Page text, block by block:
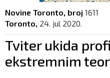
Novine Toronto, broj 1611
Toronto, 24. jul 2020.
Tviter ukida
ekstremnim